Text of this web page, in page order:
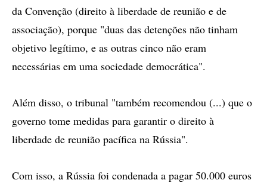
da Convenção (direito à liberdade de reunião e de
associação), porque "duas das detenções não tinham
objetivo legítimo, e as outras cinco não eram
necessárias em uma sociedade democrática".
Além disso, o tribunal "também recomendou (...) que o
governo tome medidas para garantir o direito à
liberdade de reunião pacífica na Rússia".
Com isso, a Rússia foi condenada a pagar 50.000 euros